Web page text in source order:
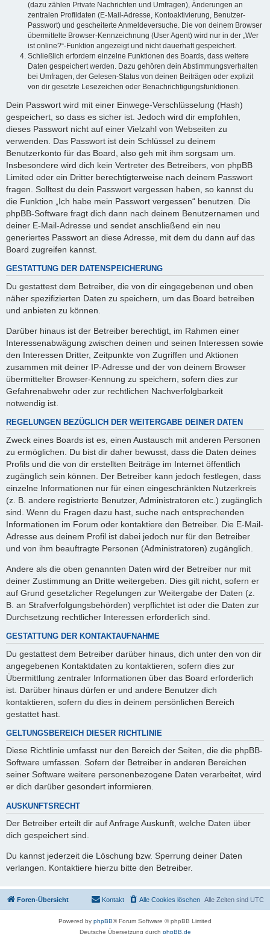
(dazu zählen Private Nachrichten und Umfragen), Änderungen an
zentralen Profildaten (E-Mail-Adresse, Kontoaktivierung, Benutzer-
Passwort) und gescheiterte Anmeldeversuche. Die von deinem Browser
übermittelte Browser-Kennzeichnung (User Agent) wird nur in der „Wer
ist online?“-Funktion angezeigt und nicht dauerhaft gespeichert.
Schließlich erfordern einzelne Funktionen des Boards, dass weitere
Daten gespeichert werden. Dazu gehören dein Abstimmungsverhalten
bei Umfragen, der Gelesen-Status von deinen Beiträgen oder explizit
von dir gesetzte Lesezeichen oder Benachrichtigungsfunktionen.
Dein Passwort wird mit einer Einwege-Verschlüsselung (Hash)
gespeichert, so dass es sicher ist. Jedoch wird dir empfohlen,
dieses Passwort nicht auf einer Vielzahl von Webseiten zu
verwenden. Das Passwort ist dein Schlüssel zu deinem
Benutzerkonto für das Board, also geh mit ihm sorgsam um.
Insbesondere wird dich kein Vertreter des Betreibers, von phpBB
Limited oder ein Dritter berechtigterweise nach deinem Passwort
fragen. Solltest du dein Passwort vergessen haben, so kannst du
die Funktion „Ich habe mein Passwort vergessen“ benutzen. Die
phpBB-Software fragt dich dann nach deinem Benutzernamen und
deiner E-Mail-Adresse und sendet anschließend ein neu
generiertes Passwort an diese Adresse, mit dem du dann auf das
Board zugreifen kannst.
GESTATTUNG DER DATENSPEICHERUNG
Du gestattest dem Betreiber, die von dir eingegebenen und oben
näher spezifizierten Daten zu speichern, um das Board betreiben
und anbieten zu können.
Darüber hinaus ist der Betreiber berechtigt, im Rahmen einer
Interessenabwägung zwischen deinen und seinen Interessen sowie
den Interessen Dritter, Zeitpunkte von Zugriffen und Aktionen
zusammen mit deiner IP-Adresse und der von deinem Browser
übermittelter Browser-Kennung zu speichern, sofern dies zur
Gefahrenabwehr oder zur rechtlichen Nachverfolgbarkeit
notwendig ist.
REGELUNGEN BEZÜGLICH DER WEITERGABE DEINER DATEN
Zweck eines Boards ist es, einen Austausch mit anderen Personen
zu ermöglichen. Du bist dir daher bewusst, dass die Daten deines
Profils und die von dir erstellten Beiträge im Internet öffentlich
zugänglich sein können. Der Betreiber kann jedoch festlegen, dass
einzelne Informationen nur für einen eingeschränkten Nutzerkreis
(z. B. andere registrierte Benutzer, Administratoren etc.) zugänglich
sind. Wenn du Fragen dazu hast, suche nach entsprechenden
Informationen im Forum oder kontaktiere den Betreiber. Die E-Mail-
Adresse aus deinem Profil ist dabei jedoch nur für den Betreiber
und von ihm beauftragte Personen (Administratoren) zugänglich.
Andere als die oben genannten Daten wird der Betreiber nur mit
deiner Zustimmung an Dritte weitergeben. Dies gilt nicht, sofern er
auf Grund gesetzlicher Regelungen zur Weitergabe der Daten (z.
B. an Strafverfolgungsbehörden) verpflichtet ist oder die Daten zur
Durchsetzung rechtlicher Interessen erforderlich sind.
GESTATTUNG DER KONTAKTAUFNAHME
Du gestattest dem Betreiber darüber hinaus, dich unter den von dir
angegebenen Kontaktdaten zu kontaktieren, sofern dies zur
Übermittlung zentraler Informationen über das Board erforderlich
ist. Darüber hinaus dürfen er und andere Benutzer dich
kontaktieren, sofern du dies in deinem persönlichen Bereich
gestattet hast.
GELTUNGSBEREICH DIESER RICHTLINIE
Diese Richtlinie umfasst nur den Bereich der Seiten, die die phpBB-
Software umfassen. Sofern der Betreiber in anderen Bereichen
seiner Software weitere personenbezogene Daten verarbeitet, wird
er dich darüber gesondert informieren.
AUSKUNFTSRECHT
Der Betreiber erteilt dir auf Anfrage Auskunft, welche Daten über
dich gespeichert sind.
Du kannst jederzeit die Löschung bzw. Sperrung deiner Daten
verlangen. Kontaktiere hierzu bitte den Betreiber.
Foren-Übersicht Alle Zeiten sind UTC
Alle Cookies löschen
Kontakt
Powered by phpBB® Forum Software © phpBB Limited
Deutsche Übersetzung durch phpBB.de